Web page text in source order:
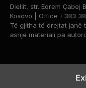
Diellit, str. Eqrem Çabej
Kosovo | Office +383
Të gjitha të drejtat janë
asnjë materiali pa